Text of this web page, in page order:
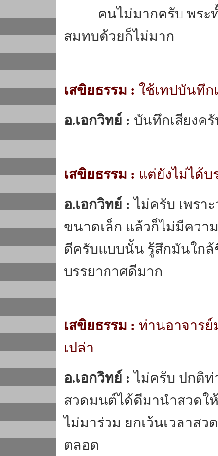
คนไม่มากครับ พระทั้
สมทบด้วยก็ไม่มาก
เสขิยธรรม : ใช้เทปบันทึก
อ.เอกวิทย์ : บันทึกเสียงค
เสขิยธรรม : แต่ยังไม่ได้บ
อ.เอกวิทย์ : ไม่ครับ เพรา
ขนาดเล็ก แล้วก็ไม่มีควา
ดีครับแบบนั้น รู้สึกมันใก
บรรยากาศดีมาก
เสขิยธรรม : ท่านอาจารย์
เปล่า
อ.เอกวิทย์ : ไม่ครับ ปกติท่
สวดมนต์ได้ดีมานำสวดใ
ไม่มาร่วม ยกเว้นเวลาส
ตลอด